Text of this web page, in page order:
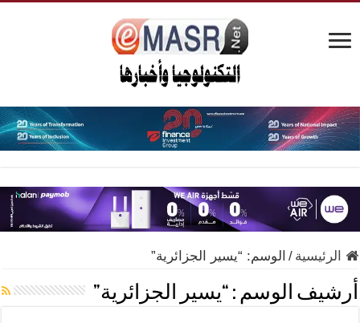
الرئيسية / الوسم: “يسير الجزائرية”
أرشيف الوسم : “يسير الجزائرية”